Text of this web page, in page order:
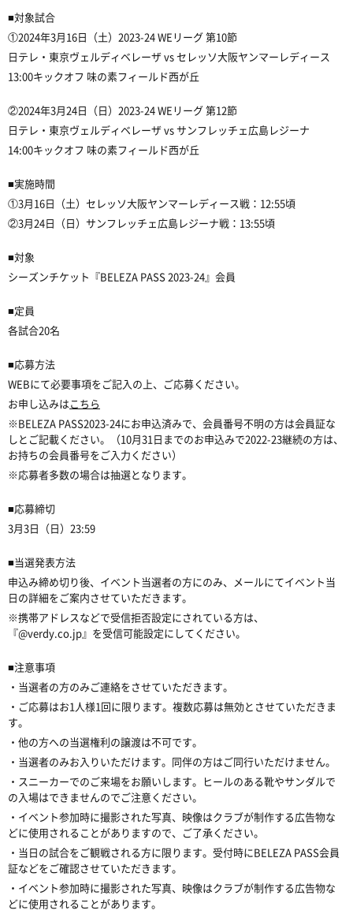
■対象試合
①2024年3月16日（土）2023-24 WEリーグ 第10節
日テレ・東京ヴェルディベレーザ vs セレッソ大阪ヤンマーレディース
13:00キックオフ 味の素フィールド西が丘
②2024年3月24日（日）2023-24 WEリーグ 第12節
日テレ・東京ヴェルディベレーザ vs サンフレッチェ広島レジーナ
14:00キックオフ 味の素フィールド西が丘
■実施時間
①3月16日（土）セレッソ大阪ヤンマーレディース戦：12:55頃
②3月24日（日）サンフレッチェ広島レジーナ戦：13:55頃
■対象
シーズンチケット『BELEZA PASS 2023-24』会員
■定員
各試合20名
■応募方法
WEBにて必要事項をご記入の上、ご応募ください。
お申し込みはこちら
※BELEZA PASS2023-24にお申込済みで、会員番号不明の方は会員証な
しとご記載ください。（10月31日までのお申込みで2022-23継続の方は、
お持ちの会員番号をご入力ください）
※応募者多数の場合は抽選となります。
■応募締切
3月3日（日）23:59
■当選発表方法
申込み締め切り後、イベント当選者の方にのみ、メールにてイベント当
日の詳細をご案内させていただきます。
※携帯アドレスなどで受信拒否設定にされている方は、
『@verdy.co.jp』を受信可能設定にしてください。
■注意事項
・当選者の方のみご連絡をさせていただきます。
・ご応募はお1人様1回に限ります。複数応募は無効とさせていただきま
す。
・他の方への当選権利の譲渡は不可です。
・当選者のみお入りいただけます。同伴の方はご同行いただけません。
・スニーカーでのご来場をお願いします。ヒールのある靴やサンダルで
の入場はできませんのでご注意ください。
・イベント参加時に撮影された写真、映像はクラブが制作する広告物な
どに使用されることがありますので、ご了承ください。
・当日の試合をご観戦される方に限ります。受付時にBELEZA PASS会員
証などをご確認させていただきます。
・イベント参加時に撮影された写真、映像はクラブが制作する広告物な
どに使用されることがあります。